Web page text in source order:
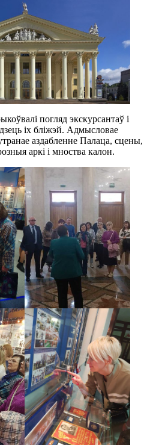
погляд экскурсантаў і
іх бліжэй. Адмысловае
аздабленне Палаца, сцены,
аркі і мноства калон.